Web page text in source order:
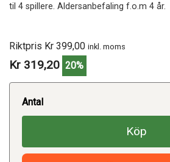
til 4 spillere. Aldersanbefaling f.o.m 4 år.
Riktpris Kr 399,00 inkl. moms
Kr 319,20 20%
Antal
Köp